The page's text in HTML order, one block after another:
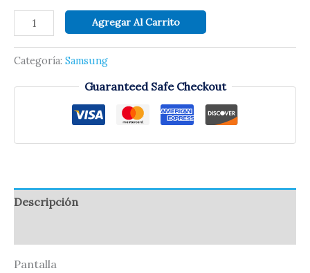
Agregar Al Carrito
Categoría: Samsung
Guaranteed Safe Checkout
Descripción
Pantalla